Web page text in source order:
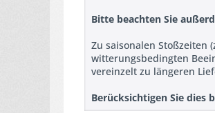
Bitte beachten Sie
Zu saisonalen Stoßzeiten
witterungsbedingten
vereinzelt zu längeren
Berücksichtigen Sie dies